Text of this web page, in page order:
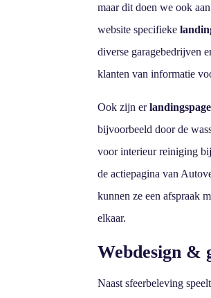
maar dit doen we ook
website specifieke
diverse garagebedrijven
klanten van informatie
Ook zijn er
bijvoorbeeld door de
voor interieur reiniging
de actiepagina van
kunnen ze een afspraak
elkaar.
Webdesign &
Naast sfeerbeleving